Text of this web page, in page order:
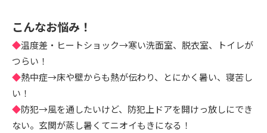
こんなお悩み！
◆温度差・ヒートショック→寒い洗面室、脱衣室、トイレが
つらい！
◆熱中症→床や壁からも熱が伝わり、とにかく暑い、寝苦し
い！
◆防犯→風を通したいけど、防犯上ドアを開けっ放しにでき
ない。玄関が蒸し暑くてニオイもきになる！